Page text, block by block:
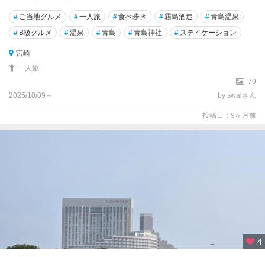
# ご当地グルメ #一人旅 #食べ歩き #霧島酒造 #青島温泉
# B級グルメ #温泉 #青島 #青島神社 # ステイケーション
宮崎
一人旅
79
2025/10/09～
by swalさん
投稿日：9ヶ月前
4